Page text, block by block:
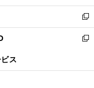
開
く
ウ
で
開
く
ン
ド
ウ
で
ウ
ィ
ン
ド
開
新
し
い
ン
新
ウ
ス